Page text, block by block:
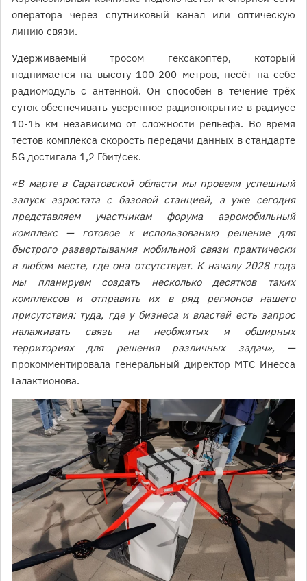
оператора через спутниковый канал или оптическую
линию связи.
Удерживаемый тросом гексакоптер, который
поднимается на высоту 100-200 метров, несёт на себе
радиомодуль с антенной. Он способен в течение трёх
суток обеспечивать уверенное радиопокрытие в радиусе
10-15 км независимо от сложности рельефа. Во время
тестов комплекса скорость передачи данных в стандарте
5G достигала 1,2 Гбит/сек.
«В марте в Саратовской области мы провели успешный
запуск аэростата с базовой станцией, а уже сегодня
представляем участникам форума аэромобильный
комплекс — готовое к использованию решение для
быстрого развертывания мобильной связи практически
в любом месте, где она отсутствует. К началу 2028 года
мы планируем создать несколько десятков таких
комплексов и отправить их в ряд регионов нашего
присутствия: туда, где у бизнеса и властей есть запрос
налаживать связь на необжитых и обширных
территориях для решения различных задач», —
прокомментировала генеральный директор МТС Инесса
Галактионова.